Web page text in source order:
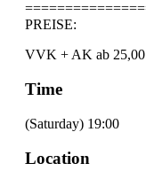
PREISE:
VVK + AK ab 25,00
Time
(Saturday) 19:00
Location